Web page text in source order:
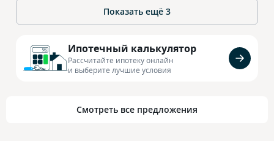
Показать ещё 3
Ипотечный калькулятор
Рассчитайте ипотеку онлайн
и выберите лучшие условия
Смотреть все предложения